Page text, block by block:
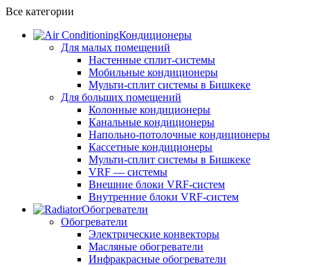
Все категории
Кондиционеры
Для малых помещений
Настенные сплит-системы
Мобильные кондиционеры
Мульти-сплит системы в Бишкеке
Для больших помещений
Колонные кондиционеры
Канальные кондиционеры
Напольно-потолочные кондиционеры
Кассетные кондиционеры
Мульти-сплит системы в Бишкеке
VRF — системы
Внешние блоки VRF-систем
Внутренние блоки VRF-систем
Обогреватели
Обогреватели
Электрические конвекторы
Масляные обогреватели
Инфракрасные обогреватели